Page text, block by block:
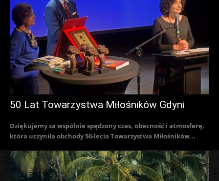
50 Lat Towarzystwa Miłośników Gdyni
Dziękujemy za wspólnie spędzony czas, obecność i atmosferę,
która uczyniła obchody 50-lecia Towarzystwa Miłośników...